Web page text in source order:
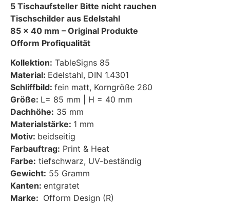
5 Tischaufsteller Bitte nicht rauchen
Tischschilder aus Edelstahl
85 x 40 mm – Original Produkte
Ofform Profiqualität
Kollektion: TableSigns 85
Material: Edelstahl, DIN 1.4301
Schliffbild: fein matt, Korngröße 260
Größe: L= 85 mm | H = 40 mm
Dachhöhe: 35 mm
Materialstärke: 1 mm
Motiv: beidseitig
Farbauftrag: Print & Heat
Farbe: tiefschwarz, UV-beständig
Gewicht: 55 Gramm
Kanten: entgratet
Marke: Ofform Design (R)